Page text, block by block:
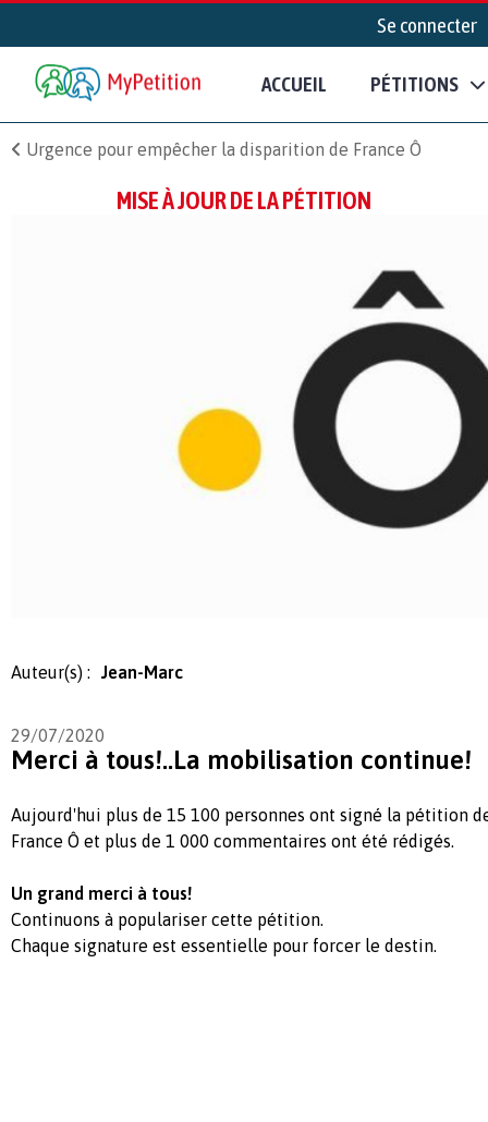
Se connecter
ACCUEIL PÉTITIONS
Urgence pour empêcher la disparition de France Ô
MISE À JOUR DE LA PÉTITION
Auteur(s) : Jean-Marc
29/07/2020
Merci à tous!..La mobilisation continue!
Aujourd'hui plus de 15 100 personnes ont signé la pétition
France Ô et plus de 1 000 commentaires ont été rédigés.
Un grand merci à tous!
Continuons à populariser cette pétition.
Chaque signature est essentielle pour forcer le destin.